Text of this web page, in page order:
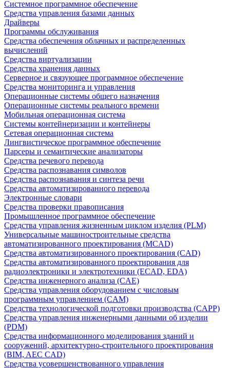
Системное программное обеспечение
Средства управления базами данных
Драйверы
Программы обслуживания
Средства обеспечения облачных и распределенных
вычислений
Средства виртуализации
Средства хранения данных
Серверное и связующее программное обеспечение
Средства мониторинга и управления
Операционные системы общего назначения
Операционные системы реального времени
Мобильная операционная система
Системы контейнеризации и контейнеры
Сетевая операционная система
Лингвистическое программное обеспечение
Парсеры и семантические анализаторы
Средства речевого перевода
Средства распознавания символов
Средства распознавания и синтеза речи
Средства автоматизированного перевода
Электронные словари
Средства проверки правописания
Промышленное программное обеспечение
Средства управления жизненным циклом изделия (PLM)
Универсальные машиностроительные средства
автоматизированного проектирования (MCAD)
Средства автоматизированного проектирования (CAD)
Средства автоматизированного проектирования для
радиоэлектроники и электротехники (ECAD, EDA)
Средства инженерного анализа (CAE)
Средства управления оборудованием с числовым
программным управлением (CAM)
Средства технологической подготовки производства (CAPP)
Средства управления инженерными данными об изделии
(PDM)
Средства информационного моделирования зданий и
сооружений, архитектурно-строительного проектирования
(BIM, AEC CAD)
Средства усовершенствованного управления